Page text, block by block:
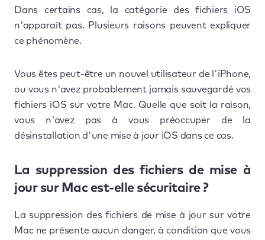
Dans certains cas, la catégorie des fichiers iOS
n'apparaît pas. Plusieurs raisons peuvent expliquer
ce phénomène.
Vous êtes peut-être un nouvel utilisateur de l'iPhone,
ou vous n'avez probablement jamais sauvegardé vos
fichiers iOS sur votre Mac. Quelle que soit la raison,
vous n'avez pas à vous préoccuper de la
désinstallation d'une mise à jour iOS dans ce cas.
La suppression des fichiers de mise à
jour sur Mac est-elle sécuritaire ?
La suppression des fichiers de mise à jour sur votre
Mac ne présente aucun danger, à condition que vous